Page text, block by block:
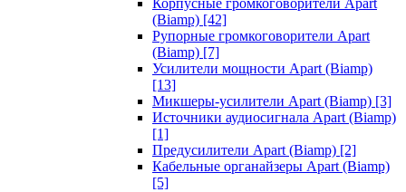
Корпусные громкоговорители Apart
(Biamp) [42]
Рупорные громкоговорители Apart
(Biamp) [7]
Усилители мощности Apart (Biamp)
[13]
Микшеры-усилители Apart (Biamp) [3]
Источники аудиосигнала Apart (Biamp)
[1]
Предусилители Apart (Biamp) [2]
Кабельные органайзеры Apart (Biamp)
[5]